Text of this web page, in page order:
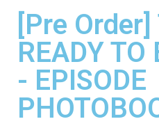
[Pre Order]
READY TO
- EPISODE